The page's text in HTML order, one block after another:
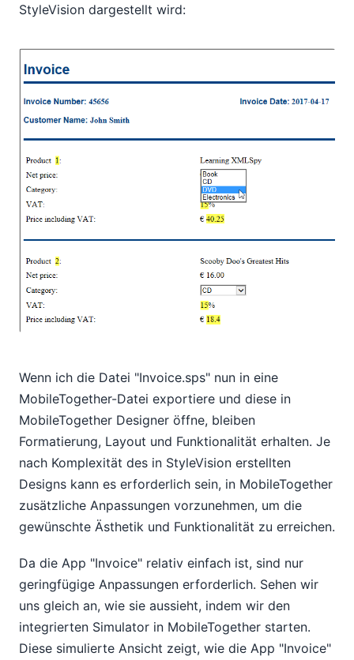
StyleVision dargestellt wird:
Wenn ich die Datei "Invoice.sps" nun in eine
MobileTogether-Datei exportiere und diese in
MobileTogether Designer öffne, bleiben
Formatierung, Layout und Funktionalität erhalten. Je
nach Komplexität des in StyleVision erstellten
Designs kann es erforderlich sein, in MobileTogether
zusätzliche Anpassungen vorzunehmen, um die
gewünschte Ästhetik und Funktionalität zu erreichen.
Da die App "Invoice" relativ einfach ist, sind nur
geringfügige Anpassungen erforderlich. Sehen wir
uns gleich an, wie sie aussieht, indem wir den
integrierten Simulator in MobileTogether starten.
Diese simulierte Ansicht zeigt, wie die App "Invoice"